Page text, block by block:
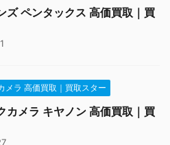
ズ ペンタックス 高価買取｜買
メラ 高価買取｜買取スター
カメラ キヤノン 高価買取｜買